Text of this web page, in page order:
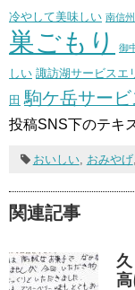
冷やして美味しい 南信州
巣ごもり 御
しい 諏訪湖サービスエ
田 駒ケ岳サー
投稿SNS下のテキ
おいしい, おみやげ,
関連記事